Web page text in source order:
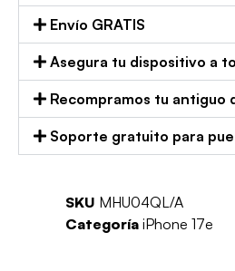
Envío GRATIS
Asegura tu dispositivo a
Recompramos tu antiguo
Soporte gratuito para
SKU MHU04QL/A
Categoría iPhone 17e